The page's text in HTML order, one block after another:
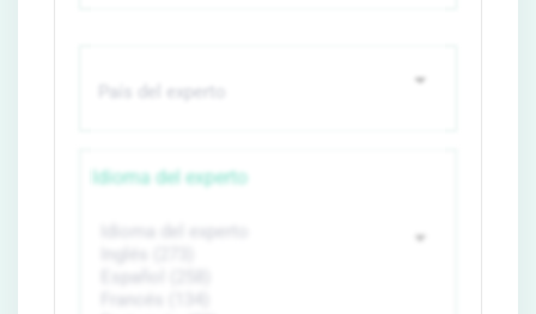
Idioma del experto